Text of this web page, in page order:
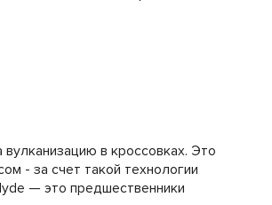
в кроссовках. Это
- за счет такой технологии
— это предшественники